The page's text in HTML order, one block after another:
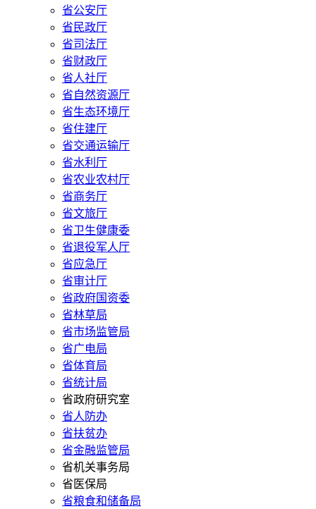
省公安厅
省民政厅
省司法厅
省财政厅
省人社厅
省自然资源厅
省生态环境厅
省住建厅
省交通运输厅
省水利厅
省农业农村厅
省商务厅
省文旅厅
省卫生健康委
省退役军人厅
省应急厅
省审计厅
省政府国资委
省林草局
省市场监管局
省广电局
省体育局
省统计局
省政府研究室
省人防办
省扶贫办
省金融监管局
省机关事务局
省医保局
省粮食和储备局